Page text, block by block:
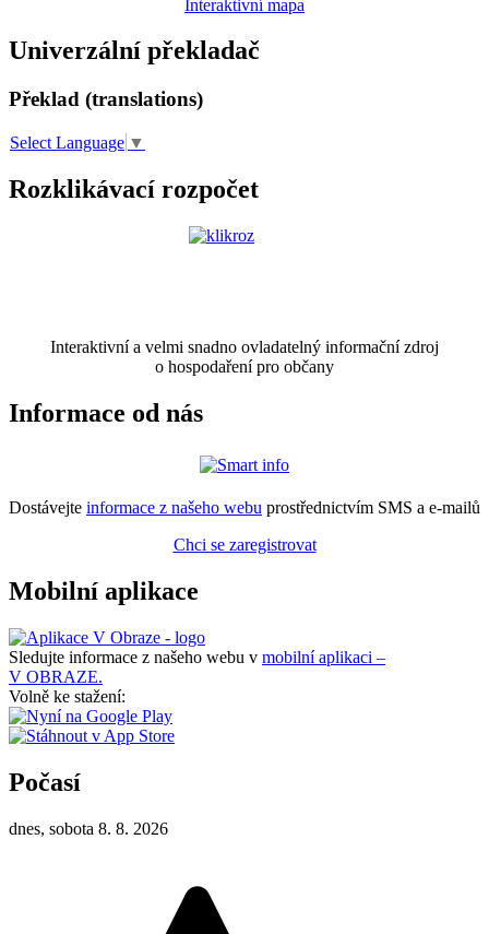
Interaktivní mapa
Univerzální překladač
Překlad (translations)
Select Language ▼
Rozklikávací rozpočet
Interaktivní a velmi snadno ovladatelný informační zdroj
o hospodaření pro občany
Informace od nás
Dostávejte informace z našeho webu prostřednictvím SMS a e-mailů
Chci se zaregistrovat
Mobilní aplikace
Sledujte informace z našeho webu v mobilní aplikaci –
V OBRAZE.
Volně ke stažení:
Počasí
dnes, sobota 8. 8. 2026